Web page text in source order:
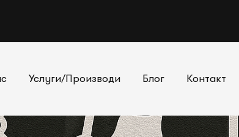
Услуги/Производи Блог Контакт